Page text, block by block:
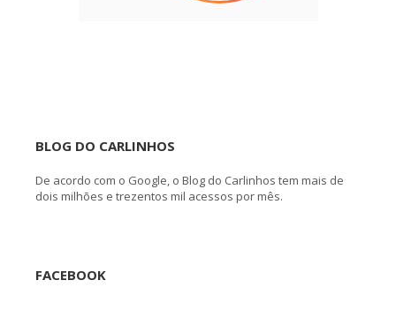
BLOG DO CARLINHOS
De acordo com o Google, o Blog do Carlinhos tem mais de
dois milhões e trezentos mil acessos por mês.
FACEBOOK